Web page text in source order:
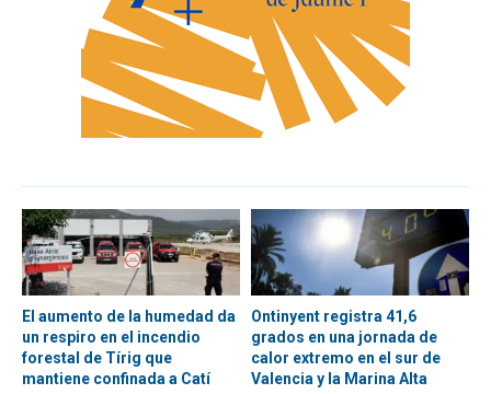
El aumento de la humedad da
un respiro en el incendio
forestal de Tírig que
mantiene confinada a Catí
Ontinyent registra 41,6
grados en una jornada de
calor extremo en el sur de
Valencia y la Marina Alta